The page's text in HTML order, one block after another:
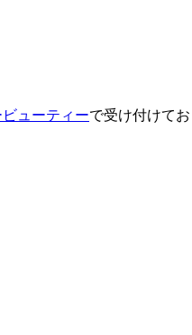
ューティーで受け付けてお